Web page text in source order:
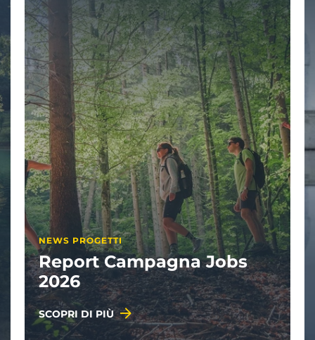
NEWS PROGETTI
Report Campagna Jobs
2026
SCOPRI DI PIÙ